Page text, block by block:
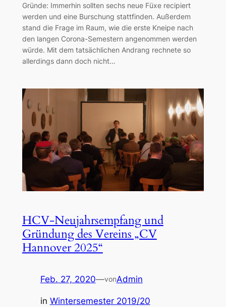
Gründe: Immerhin sollten sechs neue Füxe recipiert
werden und eine Burschung stattfinden. Außerdem
stand die Frage im Raum, wie die erste Kneipe nach
den langen Corona-Semestern angenommen werden
würde. Mit dem tatsächlichen Andrang rechnete so
allerdings dann doch nicht…
HCV-Neujahrsempfang und
Gründung des Vereins „CV
Hannover 2025“
Feb. 27, 2020—vonAdmin
in Wintersemester 2019/20